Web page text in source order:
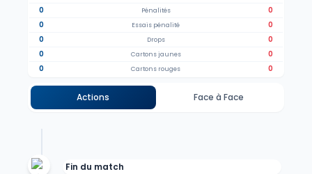
0
Pénalités
0
0
Essais pénalité
0
0
Drops
0
0
Cartons jaunes
0
0
Cartons rouges 0
Actions Face à Face
Fin du match